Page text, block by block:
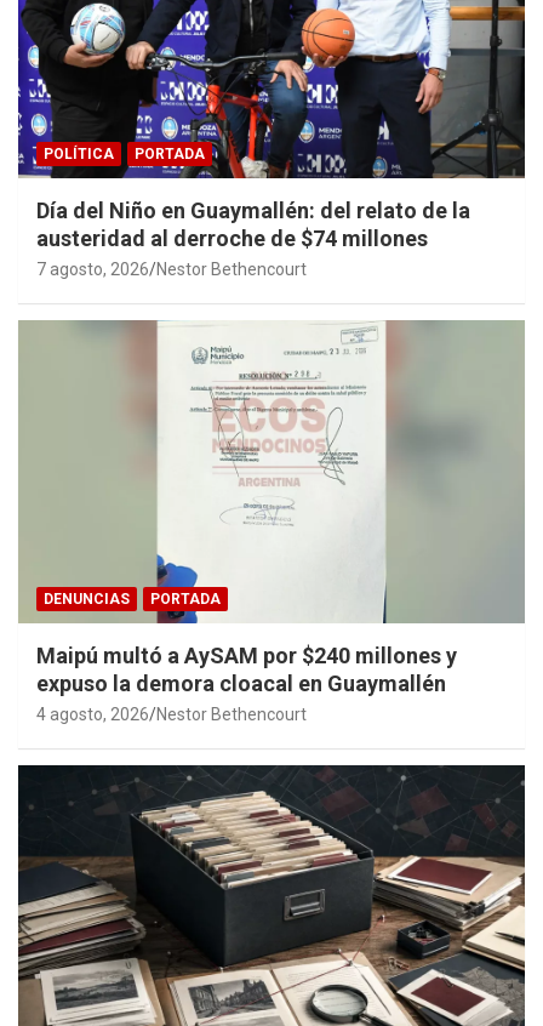
POLÍTICA PORTADA
Día del Niño en Guaymallén: del relato de la
austeridad al derroche de $74 millones
7 agosto, 2026 Nestor Bethencourt
DENUNCIAS PORTADA
Maipú multó a AySAM por $240 millones y
expuso la demora cloacal en Guaymallén
4 agosto, 2026 Nestor Bethencourt